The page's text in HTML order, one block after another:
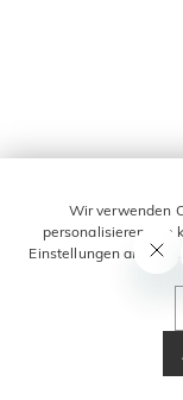
Wir verwenden
personalisieren. Sie
Einstellungen